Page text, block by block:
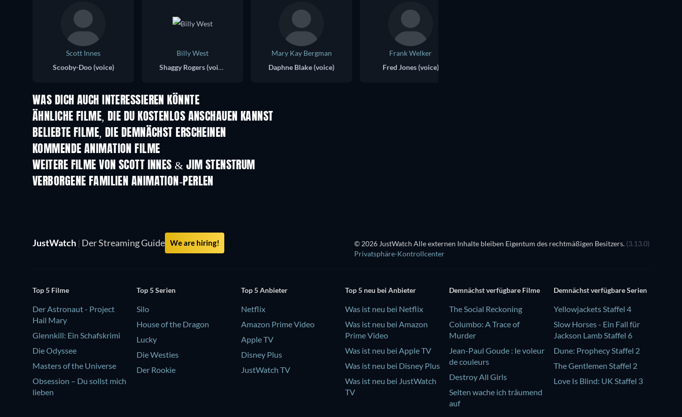
Scott Innes
Scooby-Doo (voice)
Billy West
Shaggy Rogers (voice)
Mary Kay Bergman
Daphne Blake (voice)
Frank Welker
Fred Jones (voice)
WAS DICH AUCH INTERESSIEREN KÖNNTE
ÄHNLICHE FILME, DIE DU KOSTENLOS ANSCHAUEN KANNST
BELIEBTE FILME, DIE DEMNÄCHST ERSCHEINEN
KOMMENDE ANIMATION FILME
LEGO Disney Princess:
Magical Mayhem
WEITERE FILME VON SCOTT INNES & JIM STENSTRUM
VERBORGENE FAMILIEN ANIMATION-PERLENSerie
JustWatch | Der Streaming Guide We are hiring! © 2026 JustWatch Alle externen Inhalte bleiben Eigentum des rechtmäßigen Besitzers. (3.13.0)
Privatsphäre-Kontrollcenter
Top 5 Filme
Der Astronaut - Project
Hail Mary
Glennkill: Ein Schafskrimi
Die Odyssee
Masters of the Universe
Obsession – Du sollst mich
lieben
Top 5 Serien
Silo
House of the Dragon
Lucky
Die Westies
Der Rookie
Top 5 Anbieter
Netflix
Amazon Prime Video
Apple TV
Disney Plus
JustWatch TV
Top 5 neu bei Anbieter
Was ist neu bei Netflix
Was ist neu bei Amazon
Prime Video
Was ist neu bei Apple TV
Was ist neu bei Disney Plus
Was ist neu bei JustWatch
TV
Demnächst verfügbare Filme
The Social Reckoning
Columbo: A Trace of
Murder
Jean-Paul Goude : le voleur
de couleurs
Destroy All Girls
Selten wache ich träumend
auf
Demnächst verfügbare Serien
Yellowjackets Staffel 4
Slow Horses - Ein Fall für
Jackson Lamb Staffel 6
Dune: Prophecy Staffel 2
The Gentlemen Staffel 2
Love Is Blind: UK Staffel 3